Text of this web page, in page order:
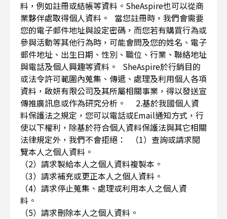
料，例如註冊或結帳等資料。SheAspire也可以從商
業夥伴處取得個人資料。 當您註冊時，我們會需要
您的電子郵件地址與設定密碼，而您若有購買行為或
參與活動等其他行為時，可能會問及您的姓名、電子
郵件地址、出生日期、性別、職位、行業、聯絡地址
與電話及個人興趣等資料。 SheAspire於行銷目的
或法令許可範圍內蒐集、傳遞、處理及利用個人各項
資料，啟妍有限公司及其所屬相關事業，得以發送宣
傳推廣訊息或作為研究分析。 2.基於我國個人資
料保護法之規定，您可以電話或Email通知方式，行
使以下權利，除基於符合個人資料保護法與其它相關
法律規定外，我們不會拒絕： （1）查詢或請求閱
覽本人之個人資料。
（2）請求製給本人之個人資料複製本。
（3）請求補充或更正本人之個人資料。
（4）請求停止蒐集、處理或利用本人之個人資
料。
（5）請求刪除本人之個人資料。